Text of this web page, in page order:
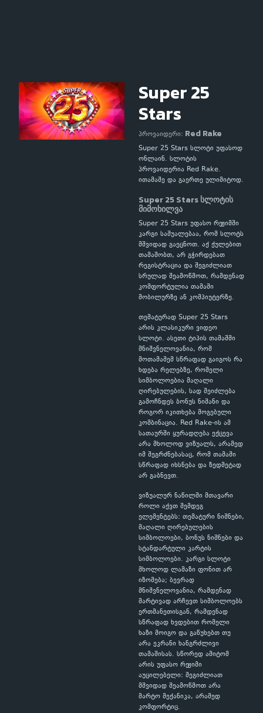
Super 25
Stars
პროვაიდერი: Red Rake
Super 25 Stars სლოტი უფასოდ
ონლაინ. სლოტის
პროვაიდერია Red Rake.
ითამაშე და გაერთე ულიმიტოდ.
Super 25 Stars სლოტის
მიმოხილვა
Super 25 Stars უფასო რეჟიმში
კარგი საშუალებაა, რომ სლოტს
მშვიდად გაეცნოთ. აქ ქულებით
თამაშობთ, არ გჭირდებათ
რეგისტრაცია და შეგიძლიათ
სრულად შეამოწმოთ, რამდენად
კომფორტულია თამაში
მობილურზე ან კომპიუტერზე.
თემატურად Super 25 Stars
არის კლასიკური ვიდეო
სლოტი. ასეთი ტიპის თამაშში
მნიშვნელოვანია, რომ
მოთამაშემ სწრაფად გაიგოს რა
ხდება რელებზე, რომელი
სიმბოლოებია მაღალი
ღირებულების, სად შეიძლება
გამოჩნდეს ბონუს ნიშანი და
როგორ იკითხება მოგებული
კომბინაცია. Red Rake-ის ამ
სათაურში ყურადღება ექცევა
არა მხოლოდ ვიზუალს, არამედ
იმ შეგრძნებასაც, რომ თამაში
სწრაფად იხსნება და ზედმეტად
არ გაბნევთ.
ვიზუალურ ნაწილში მთავარი
როლი აქვთ შემდეგ
ელემენტებს: თემატური ნიშნები,
მაღალი ღირებულების
სიმბოლოები, ბონუს ნიშნები და
სტანდარტული კარტის
სიმბოლოები. კარგი სლოტი
მხოლოდ ლამაზი ფონით არ
იზომება; ბევრად
მნიშვნელოვანია, რამდენად
მარტივად არჩევთ სიმბოლოებს
ერთმანეთისგან, რამდენად
სწრაფად ხვდებით რომელი
ხაზი მოიგო და გაწუხებთ თუ
არა ეკრანი ხანგრძლივი
თამაშისას. სწორედ ამიტომ
არის უფასო რეჟიმი
აუცილებელი: შეგიძლიათ
მშვიდად შეამოწმოთ არა
მარტო მექანიკა, არამედ
კომფორტიც.